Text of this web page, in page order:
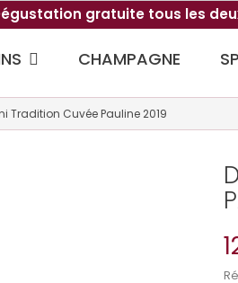
gratuite tous les
CHAMPAGNE
Tradition Cuvée Pauline 2019